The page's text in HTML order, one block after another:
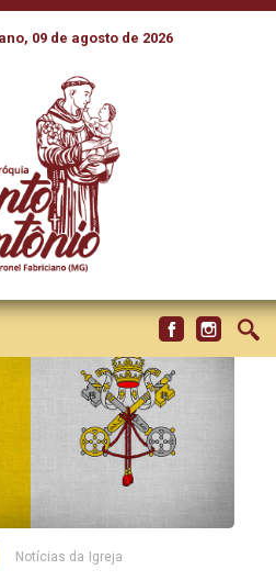
09 de agosto de 2026
SUA PRIMEIRA
UMA MULHER
CÚRIA
Notícias da Igreja